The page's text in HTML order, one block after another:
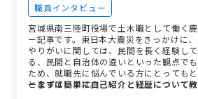
職員インタビュー
宮城県南三陸町役場で土木職として働く
ー記事です。東日本大震災をきっかけに
やりがいに関しては、民間を長く経験し
る、民間と自治体の違いといった観点で
ため、就職先に悩んでいる方にとっても
となっています。
ーまずは簡単に自己紹介と経歴について教